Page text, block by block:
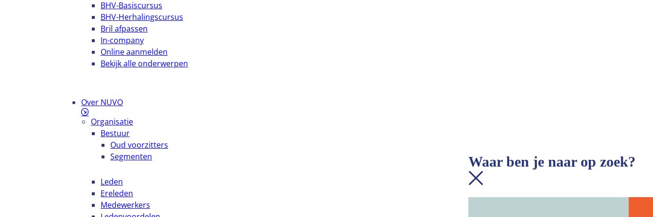
BHV-Basiscursus
BHV-Herhalingscursus
Bril afpassen
In-company
Online aanmelden
Bekijk alle onderwerpen
Over NUVO
Organisatie
Bestuur
Oud voorzitters
Segmenten
Leden
Ereleden
Medewerkers
Waar ben je naar op zoek?